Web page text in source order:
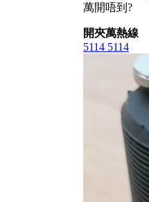
萬開唔到?
開夾萬熱線
5114 5114